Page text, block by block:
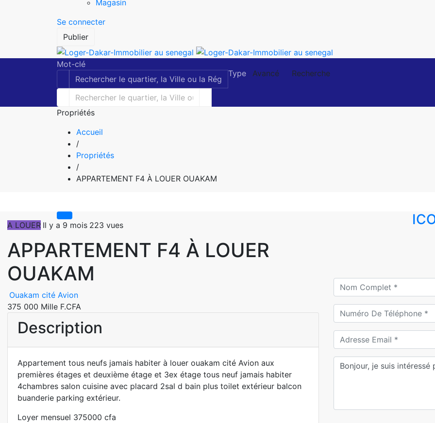
Magasin
Se connecter
Publier
Mot-clé
Type
Avancé Recherche
Propriétés
Accueil
/
Propriétés
/
APPARTEMENT F4 À LOUER OUAKAM
A LOUER Il y a 9 mois 223 vues
APPARTEMENT F4 À LOUER
OUAKAM
Ouakam cité Avion
375 000 Mille F.CFA
Description
Appartement tous neufs jamais habiter à louer ouakam cité Avion aux
premières étages et deuxième étage et 3ex étage tous neuf jamais habiter
4chambres salon cuisine avec placard 2sal d bain plus toilet extérieur balcon
buanderie parking extérieur.
Loyer mensuel 375000 cfa